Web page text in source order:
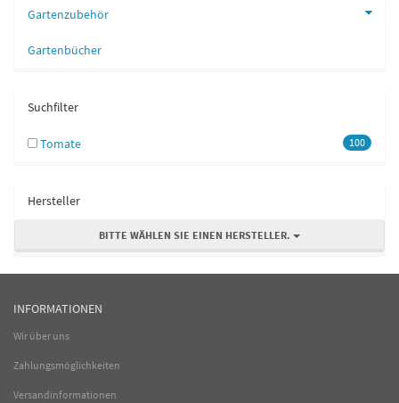
Gartenzubehör
Gartenbücher
Suchfilter
100
Tomate
Hersteller
BITTE WÄHLEN SIE EINEN HERSTELLER.
INFORMATIONEN
Wir über uns
Zahlungsmöglichkeiten
Versandinformationen